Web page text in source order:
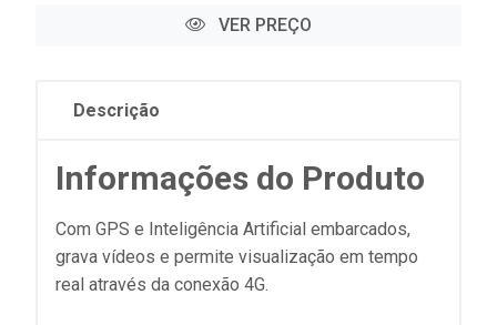
VER PREÇO
Descrição
Informações do Produto
Com GPS e Inteligência Artificial embarcados,
grava vídeos e permite visualização em tempo
real através da conexão 4G.